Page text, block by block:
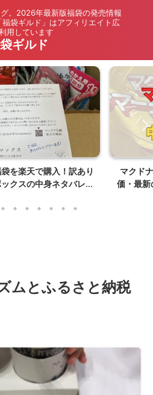
。2026年最新版福袋の発売情報
袋ギルド」はアフィリエイト広
用しています
ギルド
を楽天で購入！訳あり
クスの中身ネタバレ
マクド
価・最
ムとふるさと納税